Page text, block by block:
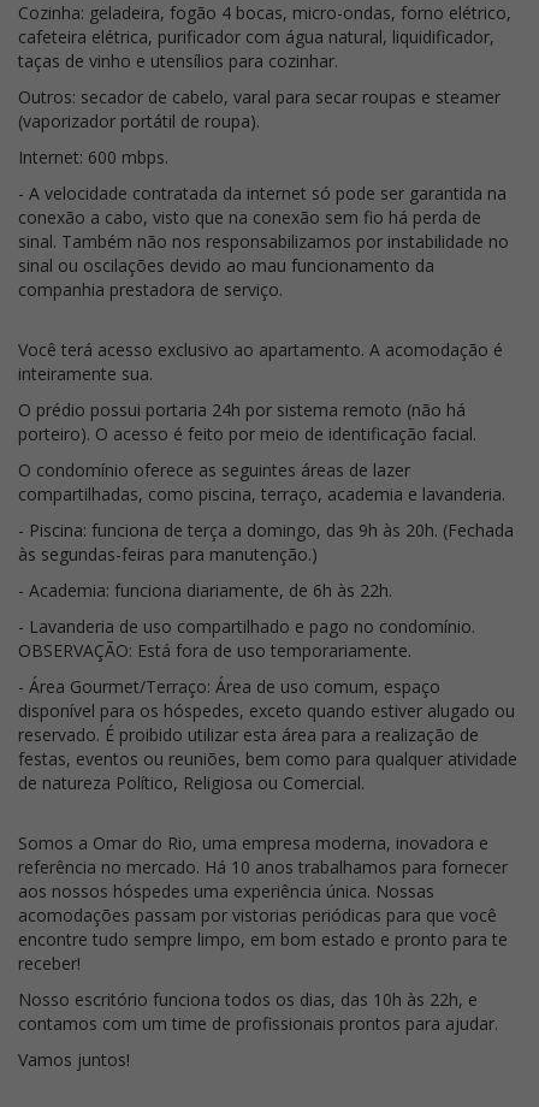
Cozinha: geladeira, fogão 4 bocas, micro-ondas, forno elétrico,
cafeteira elétrica, purificador com água natural, liquidificador,
taças de vinho e utensílios para cozinhar.
Outros: secador de cabelo, varal para secar roupas e steamer
(vaporizador portátil de roupa).
Internet: 600 mbps.
- A velocidade contratada da internet só pode ser garantida na
conexão a cabo, visto que na conexão sem fio há perda de
sinal. Também não nos responsabilizamos por instabilidade no
sinal ou oscilações devido ao mau funcionamento da
companhia prestadora de serviço.
Você terá acesso exclusivo ao apartamento. A acomodação é
inteiramente sua.
O prédio possui portaria 24h por sistema remoto (não há
porteiro). O acesso é feito por meio de identificação facial.
O condomínio oferece as seguintes áreas de lazer
compartilhadas, como piscina, terraço, academia e lavanderia.
- Piscina: funciona de terça a domingo, das 9h às 20h. (Fechada
às segundas-feiras para manutenção.)
- Academia: funciona diariamente, de 6h às 22h.
- Lavanderia de uso compartilhado e pago no condomínio.
OBSERVAÇÃO: Está fora de uso temporariamente.
- Área Gourmet/Terraço: Área de uso comum, espaço
disponível para os hóspedes, exceto quando estiver alugado ou
reservado. É proibido utilizar esta área para a realização de
festas, eventos ou reuniões, bem como para qualquer atividade
de natureza Político, Religiosa ou Comercial.
Somos a Omar do Rio, uma empresa moderna, inovadora e
referência no mercado. Há 10 anos trabalhamos para fornecer
aos nossos hóspedes uma experiência única. Nossas
acomodações passam por vistorias periódicas para que você
encontre tudo sempre limpo, em bom estado e pronto para te
receber!
Nosso escritório funciona todos os dias, das 10h às 22h, e
contamos com um time de profissionais prontos para ajudar.
Vamos juntos!